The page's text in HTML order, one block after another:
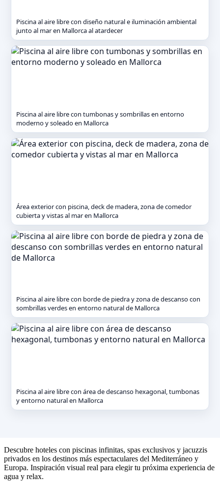
Piscina al aire libre con diseño natural e iluminación ambiental
junto al mar en Mallorca al atardecer
Piscina al aire libre con tumbonas y sombrillas en entorno
moderno y soleado en Mallorca
Área exterior con piscina, deck de madera, zona de comedor
cubierta y vistas al mar en Mallorca
Piscina al aire libre con borde de piedra y zona de descanso con
sombrillas verdes en entorno natural de Mallorca
Piscina al aire libre con área de descanso hexagonal, tumbonas
y entorno natural en Mallorca
Descubre hoteles con piscinas infinitas, spas exclusivos y jacuzzis
privados en los destinos más espectaculares del Mediterráneo y
Europa. Inspiración visual real para elegir tu próxima experiencia de
agua y relax.